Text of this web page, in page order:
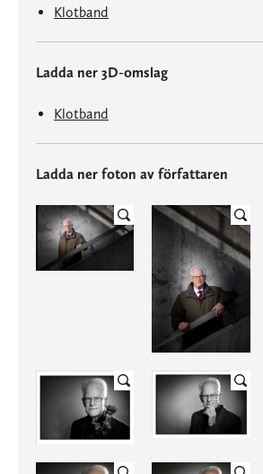
Klotband
Ladda ner 3D-omslag
Klotband
Ladda ner foton av författaren